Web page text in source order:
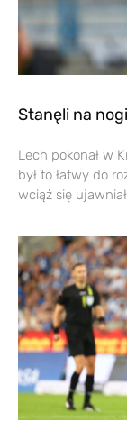
Stanęli na nogi
Lech pokonał w
był to łatwy do
wciąż się